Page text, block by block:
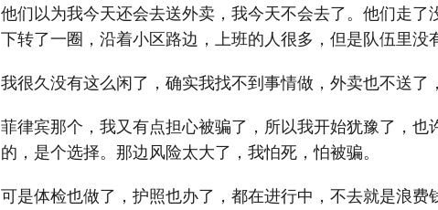
他们以为我今天还会去送外卖，我今天不会去了。他们走了
下转了一圈，沿着小区路边，上班的人很多，但是队伍里没
我很久没有这么闲了，确实我找不到事情做，外卖也不送了
菲律宾那个，我又有点担心被骗了，所以我开始犹豫了，也
的，是个选择。那边风险太大了，我怕死，怕被骗。
可是体检也做了，护照也办了，都在进行中，不去就是浪费